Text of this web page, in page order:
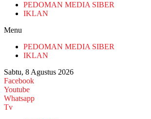
PEDOMAN MEDIA SIBER
IKLAN
Menu
PEDOMAN MEDIA SIBER
IKLAN
Sabtu, 8 Agustus 2026
Facebook
Youtube
Whatsapp
Tv